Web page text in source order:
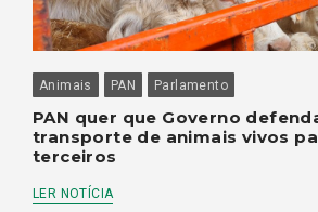
Animais PAN Parlamento
PAN quer que Governo
transporte de animais vivos
terceiros
LER NOTÍCIA